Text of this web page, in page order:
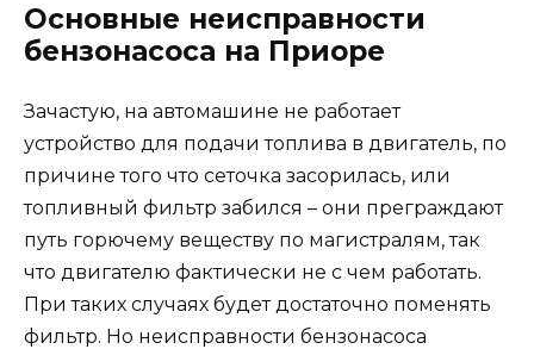
Основные неисправности
бензонасоса на Приоре
Зачастую, на автомашине не работает
устройство для подачи топлива в двигатель, по
причине того что сеточка засорилась, или
топливный фильтр забился – они преграждают
путь горючему веществу по магистралям, так
что двигателю фактически не с чем работать.
При таких случаях будет достаточно поменять
фильтр. Но неисправности бензонасоса